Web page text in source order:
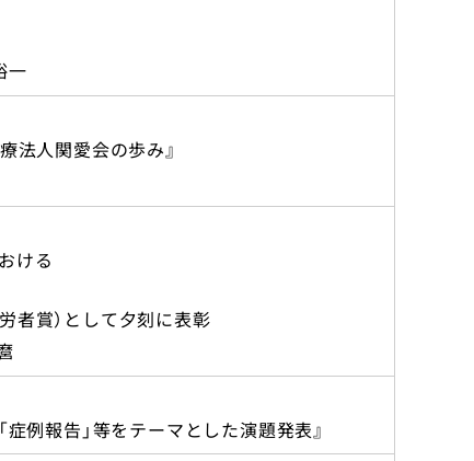
一
法人関愛会の歩み』
ける
者賞）として夕刻に表彰
症例報告」等をテーマとした演題発表』